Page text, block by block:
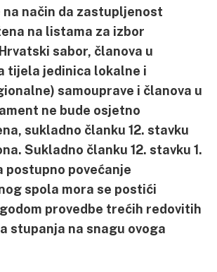
na način da zastupljenost
na listama za izbor
sabor, članova u
tijela jedinica lokalne i
samouprave i članova u
ne bude osjetno
sukladno članku 12. stavku
Sukladno članku 12. stavku 1.
postupno povećanje
spola mora se postići
provedbe trećih redovitih
stupanja na snagu ovoga